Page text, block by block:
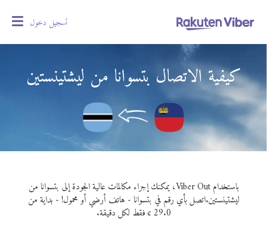
تسجيل دخول
كيفية الاتصال بتسوانا من ليشتينستين
باستخدام Viber Out، يمكنك إجراء مكالمات عالية الجودة إلى بتسوانا من
ليشتينستين.اتصل بأي رقم في بتسوانا - هاتف أرضي أو محمول! - بداية من
29.0 ¢ فقط لكل دقيقة.